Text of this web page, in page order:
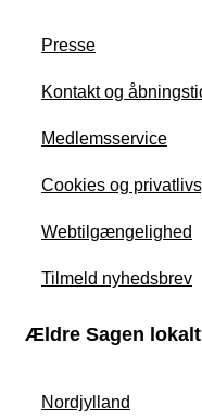
Presse
Kontakt og
Medlemsservice
Cookies og
Webtilgængelighed
Tilmeld nyhedsbrev
Ældre Sagen lokalt
Nordjylland